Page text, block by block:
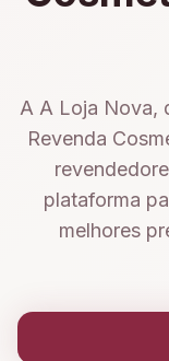
A A Loja Nova,
Revenda
plataforma
melhores